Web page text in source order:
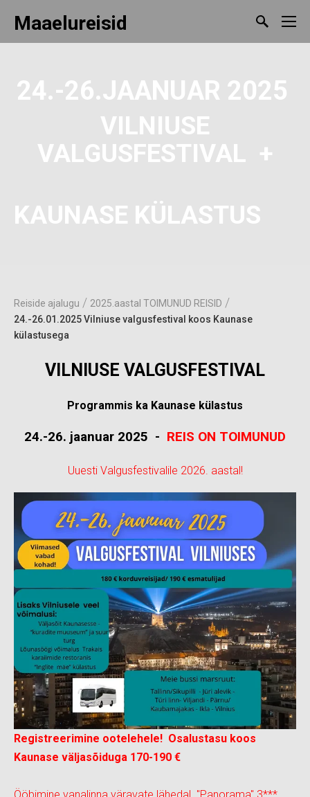
Maaelureisid
24.-26.JAANUAR 2025
VILNIUSE
VALGUSFESTIVAL +
KAUNASE KÜLASTUS
Reiside ajalugu / 2025.aastal TOIMUNUD REISID /
24.-26.01.2025 Vilniuse valgusfestival koos Kaunase
külastusega
VILNIUSE VALGUSFESTIVAL
Programmis ka Kaunase külastus
24.-26. jaanuar 2025 - REIS ON TOIMUNUD
Uuesti Valgusfestivalile 2026. aastal!
Registreerimine ootelehele! Osalustasu koos
Kaunase väljasõiduga 170-190 €